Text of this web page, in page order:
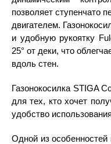
позволяет ступенчато
двигателем.
и удобную рукоятку
25° от деки, что
вдоль стен.
Газонокосилка STIGA
для тех, кто хочет
удобство
Одной из особенностей